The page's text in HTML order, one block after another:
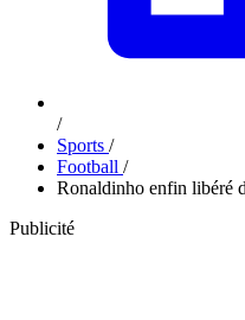
/
Sports /
Football /
Ronaldinho enfin libéré
Publicité